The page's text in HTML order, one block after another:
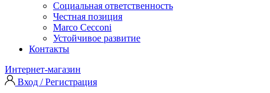
Социальная ответственность
Честная позиция
Marco Cecconi
Устойчивое развитие
Контакты
Интернет-магазин
Вход / Регистрация